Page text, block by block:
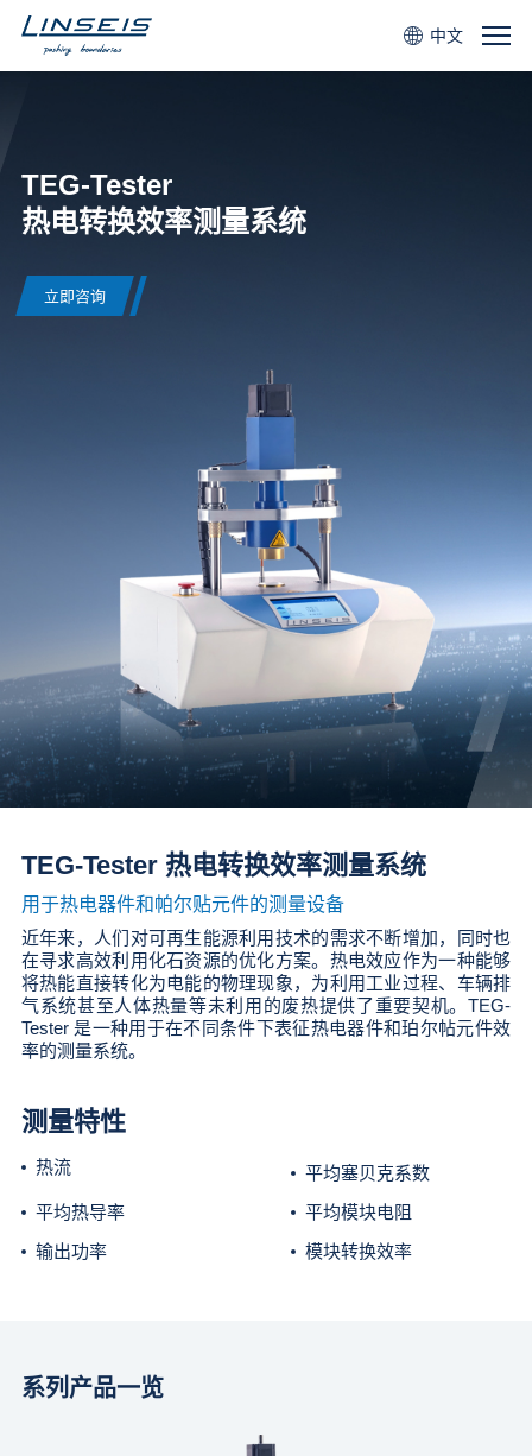
中文
TEG-Tester
热电转换效率测量系统
立即咨询
TEG-Tester 热电转换效率测量系统
用于热电器件和帕尔贴元件的测量设备
近年来，人们对可再生能源利用技术的需求不断增加，同时也
在寻求高效利用化石资源的优化方案。热电效应作为一种能够
将热能直接转化为电能的物理现象，为利用工业过程、车辆排
气系统甚至人体热量等未利用的废热提供了重要契机。TEG-
Tester 是一种用于在不同条件下表征热电器件和珀尔帖元件效
率的测量系统。
测量特性
热流
平均塞贝克系数
平均热导率
平均模块电阻
输出功率
模块转换效率
系列产品一览